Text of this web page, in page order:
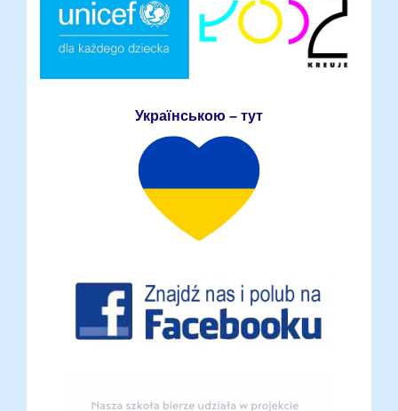
Українською – тут